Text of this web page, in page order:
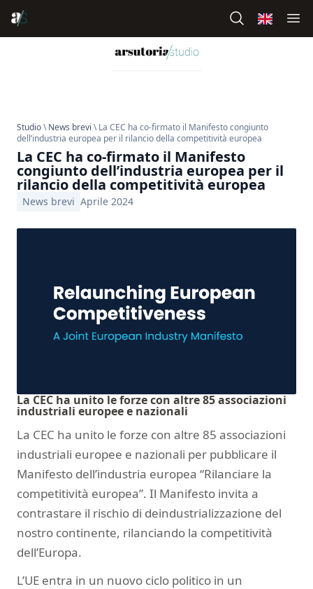
Studio\News brevi \ La CEC ha co-firmato il Manifesto congiunto
dell’industria europea per il rilancio della competitività europea
La CEC ha co-firmato il Manifesto
congiunto dell’industria europea per il
rilancio della competitività europea
News brevi Aprile 2024
La CEC ha unito le forze con altre 85 associazioni
industriali europee e nazionali
La CEC ha unito le forze con altre 85 associazioni
industriali europee e nazionali per pubblicare il
Manifesto dell’industria europea “Rilanciare la
competitività europea”. Il Manifesto invita a
contrastare il rischio di deindustrializzazione del
nostro continente, rilanciando la competitività
dell’Europa.
L’UE entra in un nuovo ciclo politico in un